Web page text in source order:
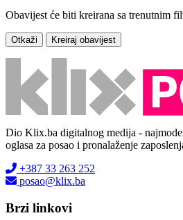
Obavijest će biti kreirana sa trenutnim
Otkaži Kreiraj obavijest
Dio Klix.ba digitalnog medija -
oglasa za posao i pronalaženje
+387 33 263 252
posao@klix.ba
Brzi linkovi